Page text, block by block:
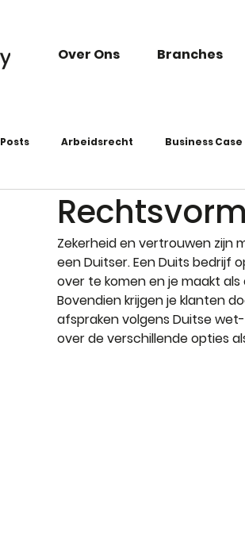
Over Ons Branches
Arbeidsrecht Business Case
Zekerheid en vertrouwen zijn
een Duitser. Een Duits bedrijf
over te komen en je maakt
Bovendien krijgen je klanten
afspraken volgens Duitse
over de verschillende opties